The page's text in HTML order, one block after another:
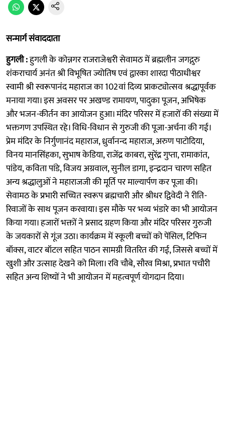
सन्मार्ग संवाददाता
हुगली :हुगली के कोन्नगर राजराजेश्वरी सेवामठ में ब्रह्मलीन जगद्गुरु
शंकराचार्य अनंत श्री विभूषित ज्योतिष एवं द्वारका शारदा पीठाधीश्वर
स्वामी श्री स्वरूपानंद महाराज का 102वां दिव्य प्राकट्योत्सव श्रद्धापूर्वक
मनाया गया। इस अवसर पर अखण्ड रामायण, पादुका पूजन, अभिषेक
और भजन-कीर्तन का आयोजन हुआ। मंदिर परिसर में हजारों की संख्या में
भक्तगण उपस्थित रहे। विधि-विधान से गुरुजी की पूजा-अर्चना की गई।
प्रेम मंदिर के निर्गुणानंद महाराज, ध्रुर्वानन्द महाराज, अरुण पाटोदिया,
विनय मानसिंहका, सुभाष केडिया, राजेंद्र काबरा, सुरेंद्र गुप्ता, रामाकांत,
पांडेय, कविता पांडे, विजय अग्रवाल, सुनील डागा, इन्द्रदान चारण सहित
अन्य श्रद्धालुओं ने महाराजजी की मूर्ति पर माल्यार्पण कर पूजा की।
सेवामठ के प्रभारी सच्चित स्वरूप ब्रह्मचारी और श्रीधर द्विवेदी ने रीति-
रिवाजों के साथ पूजन करवाया। इस मौके पर भव्य भंडारे का भी आयोजन
किया गया। हजारों भक्तों ने प्रसाद ग्रहण किया और मंदिर परिसर गुरुजी
के जयकारों से गूंज उठा। कार्यक्रम में स्कूली बच्चों को पेंसिल, टिफिन
बॉक्स, वाटर बॉटल सहित पाठन सामग्री वितरित की गई, जिससे बच्चों में
खुशी और उत्साह देखने को मिला। रवि चौबे, सौरव मिश्रा, प्रभात पचौरी
सहित अन्य शिष्यों ने भी आयोजन में महत्वपूर्ण योगदान दिया।